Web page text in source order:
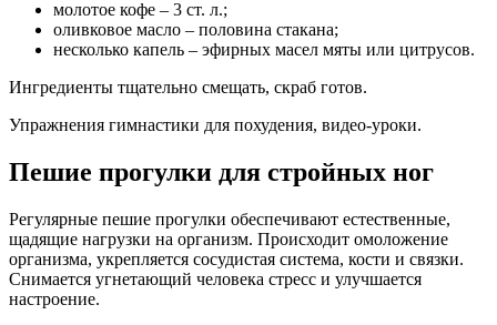
молотое кофе – 3 ст. л.;
оливковое масло – половина стакана;
несколько капель – эфирных масел мяты или цитрусов.
Ингредиенты тщательно смещать, скраб готов.
Упражнения гимнастики для похудения, видео-уроки.
Пешие прогулки для стройных ног
Регулярные пешие прогулки обеспечивают естественные,
щадящие нагрузки на организм. Происходит омоложение
организма, укрепляется сосудистая система, кости и связки.
Снимается угнетающий человека стресс и улучшается
настроение.